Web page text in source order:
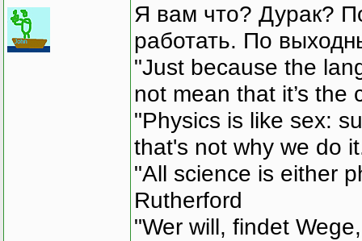
Я вам что? Дурак?
работать. По
"Just because the
not mean that it’s the
"Physics is like sex:
that's not why we do
"All science is either
Rutherford
"Wer will, findet